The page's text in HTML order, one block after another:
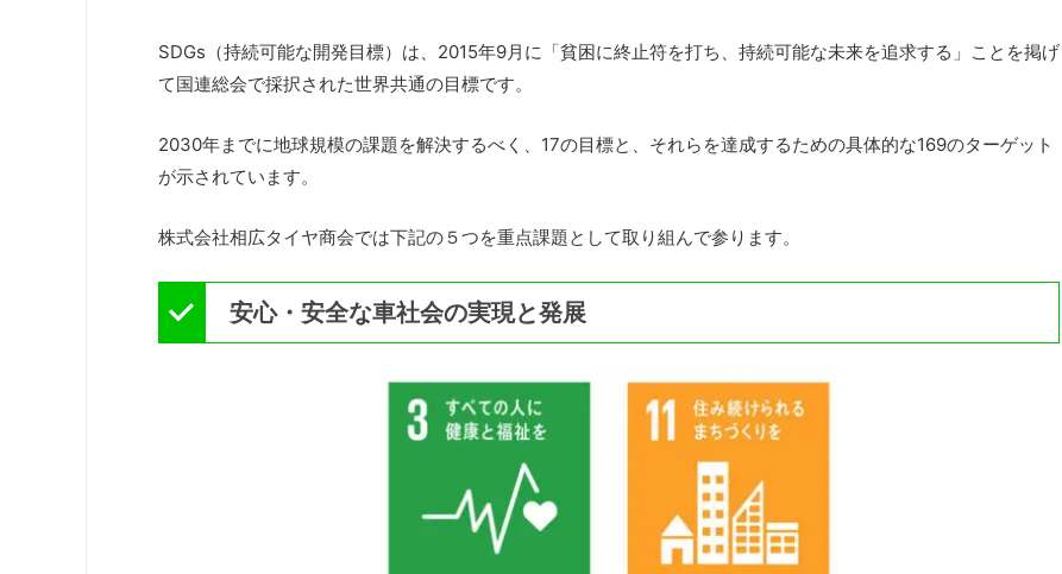
SDGs（持続可能な開発目標）は、2015年9月に「貧困に終止符を打ち、持続可能な未来を追求する」ことを掲げ
て国連総会で採択された世界共通の目標です。
2030年までに地球規模の課題を解決するべく、17の目標と、それらを達成するための具体的な169のターゲット
が示されています。
株式会社相広タイヤ商会では下記の５つを重点課題として取り組んで参ります。
安心・安全な車社会の実現と発展